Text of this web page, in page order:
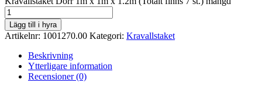
Lägg till i hyra
Artikelnr: 1001270.00 Kategori: Kravallstaket
Beskrivning
Ytterligare information
Recensioner (0)